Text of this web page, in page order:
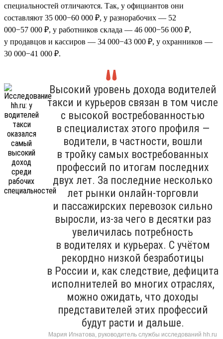
специальностей отличаются. Так, у официантов они
составляют 35 000−60 000 ₽, у разнорабочих — 52
000−57 000 ₽, у работников склада — 46 000−56 000 ₽,
у продавцов и кассиров — 34 000−43 000 ₽, у охранников —
30 000−41 000 ₽.
Высокий уровень дохода водителей
такси и курьеров связан в том числе
с высокой востребованностью
в специалистах этого профиля —
водители, в частности, вошли
в тройку самых востребованных
профессий по итогам последних
двух лет. За последние несколько
лет рынки онлайн-торговли
и пассажирских перевозок сильно
выросли, из-за чего в десятки раз
увеличилась потребность
в водителях и курьерах. С учётом
рекордно низкой безработицы
в России и, как следствие, дефицита
исполнителей во многих отраслях,
можно ожидать, что доходы
представителей этих профессий
будут расти и дальше.
Мария Игнатова, руководитель службы исследований hh.ru